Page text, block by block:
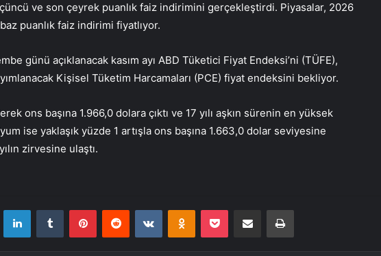
ve son çeyrek puanlık faiz indirimini gerçekleştirdi. Piyasalar, 2026
puanlık faiz indirimi fiyatlıyor.
günü açıklanacak kasım ayı ABD Tüketici Fiyat Endeksi’ni (TÜFE),
Kişisel Tüketim Harcamaları (PCE) fiyat endeksini bekliyor.
ons başına 1.966,0 dolara çıktı ve 17 yılı aşkın sürenin en yüksek
ise yaklaşık yüzde 1 artışla ons başına 1.663,0 dolar seviyesine
zirvesine ulaştı.
LinkedInTumblr PinterestReddit VKontakteOdnoklassniki
Pocket E-Posta ile paylaş Yazdır